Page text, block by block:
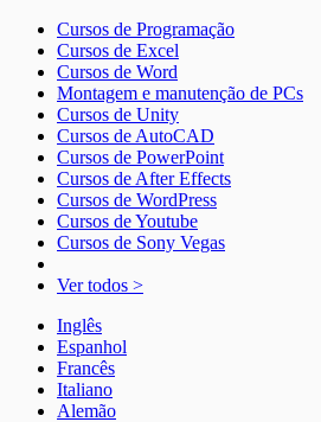
Cursos de Programação
Cursos de Excel
Cursos de Word
Montagem e manutenção de PCs
Cursos de Unity
Cursos de AutoCAD
Cursos de PowerPoint
Cursos de After Effects
Cursos de WordPress
Cursos de Youtube
Cursos de Sony Vegas
Ver todos >
Inglês
Espanhol
Francês
Italiano
Alemão